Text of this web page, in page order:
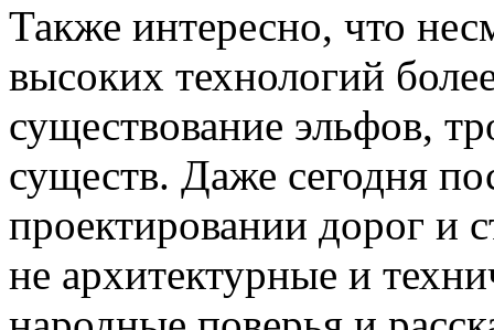
Также интересно, что
высоких технологий
существование эльфов,
существ. Даже сегодня
проектировании дорог и
не архитектурные и